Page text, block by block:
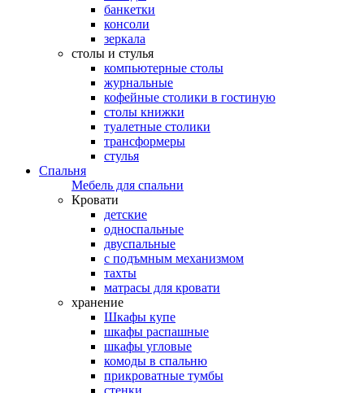
банкетки
консоли
зеркала
столы и стулья
компьютерные столы
журнальные
кофейные столики в гостиную
столы книжки
туалетные столики
трансформеры
стулья
Спальня
Мебель для спальни
Кровати
детские
односпальные
двуспальные
с подъмным механизмом
тахты
матрасы для кровати
хранение
Шкафы купе
шкафы распашные
шкафы угловые
комоды в спальню
прикроватные тумбы
стенки